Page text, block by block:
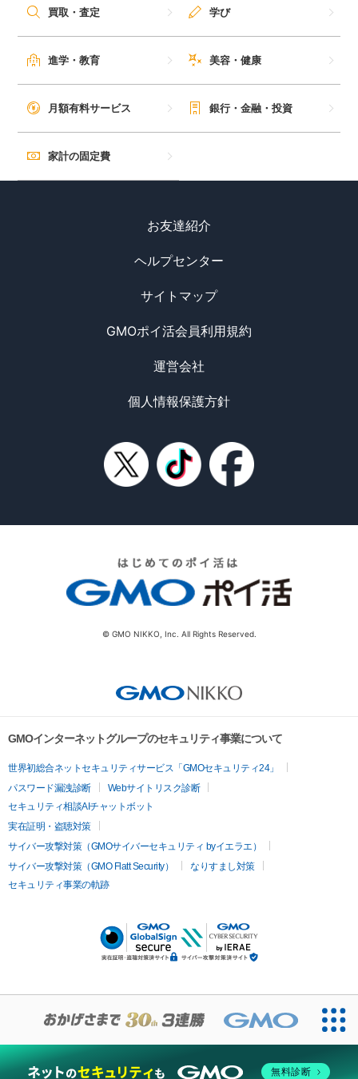
買取・査定 学び
進学・教育 美容・健康
月額有料サービス 銀行・金融・投資
家計の固定費
お友達紹介
ヘルプセンター
サイトマップ
GMOポイ活会員利用規約
運営会社
個人情報保護方針
© GMO NIKKO, Inc. All Rights Reserved.
GMOインターネットグループのセキュリティ事業について
世界初総合ネットセキュリティサービス「GMOセキュリティ24」
パスワード漏洩診断
Webサイトリスク診断
セキュリティ相談AIチャットボット
実在証明・盗聴対策
サイバー攻撃対策（GMOサイバーセキュリティ byイエラエ）
サイバー攻撃対策（GMO Flatt Security）
なりすまし対策
セキュリティ事業の軌跡
無料診断